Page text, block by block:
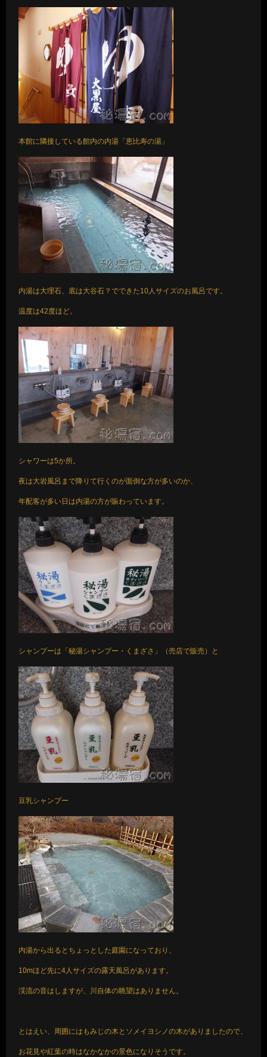
本館に隣接している館内の内湯「恵比寿の湯」
内湯は大理石、底は大谷石？でできた10人サイズのお風呂です。
温度は42度ほど。
シャワーは5か所。
夜は大岩風呂まで降りて行くのが面倒な方が多いのか、
年配客が多い日は内湯の方が賑わっています。
シャンプーは「秘湯シャンプー・くまざさ」（売店で販売）と
豆乳シャンプー
内湯から出るとちょっとした庭園になっており、
10mほど先に4人サイズの露天風呂があります。
渓流の音はしますが、川自体の眺望はありません。
とはえい、周囲にはもみじの木とソメイヨシノの木がありましたので、
お花見や紅葉の時はなかなかの景色になりそうです。